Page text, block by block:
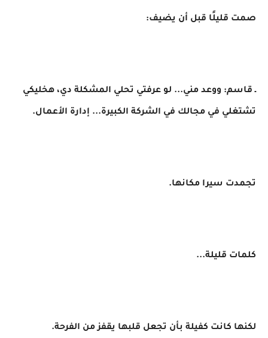
صمت قليلًا قبل أن يضيف:
ـ قاسم: ووعد مني... لو عرفتي تحلي المشكلة دي، هخليكي
تشتغلي في مجالك في الشركة الكبيرة... إدارة الأعمال.
تجمدت سيرا مكانها.
كلمات قليلة...
لكنها كانت كفيلة بأن تجعل قلبها يقفز من الفرحة.